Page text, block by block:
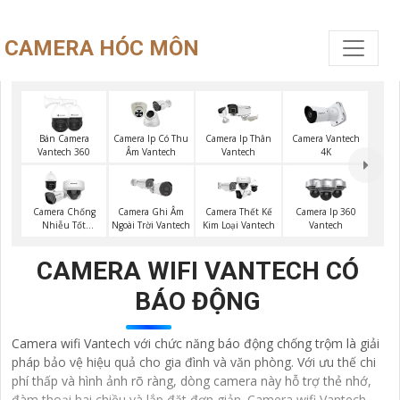
CAMERA HÓC MÔN
Bán Camera
Vantech 360
Camera Ip Có Thu
Âm Vantech
Camera Ip Thân
Vantech
Camera Vantech
4K
Camera Chống
Nhiễu Tốt
Camera Ghi Âm
Ngoài Trời Vantech
Camera Thết Kế
Kim Loại Vantech
Camera Ip 360
Vantech
CAMERA WIFI VANTECH CÓ
BÁO ĐỘNG
Camera wifi Vantech với chức năng báo động chống trộm là giải
pháp bảo vệ hiệu quả cho gia đình và văn phòng. Với ưu thế chi
phí thấp và hình ảnh rõ ràng, dòng camera này hỗ trợ thẻ nhớ,